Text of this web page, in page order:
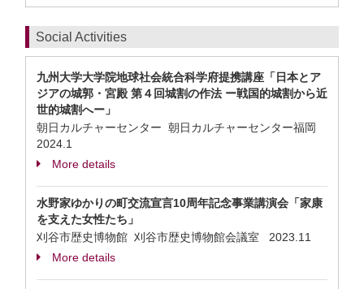
Social Activities
九州大学大学院地球社会統合科学府提携講座「日本とア
ジアの城郭・宮殿 第４回城割の作法 ー戦国的城割から近
世的城割へー」
朝日カルチャーセンター 朝日カルチャーセンター福岡
2024.1
More details
水野家ゆかりの町交流宣言10周年記念事業講演会「家康
を支えた女性たち」
刈谷市歴史博物館 刈谷市歴史博物館会議室 2023.11
More details